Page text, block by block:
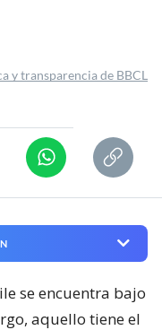
y transparencia de BBCL
se encuentra bajo
aquello tiene el